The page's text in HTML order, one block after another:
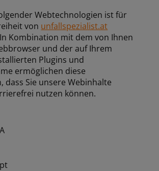
Webtechnologien ist für
von unfallspezialist.at
Kombination mit dem von Ihnen
und der auf Ihrem
Plugins und
ermöglichen diese
dass Sie unsere Webinhalte
nutzen können.